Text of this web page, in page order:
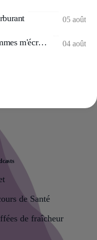
05 août
La phrase que des dizaines de femmes m'écrivent 04 août
de Santé
de fraîcheur